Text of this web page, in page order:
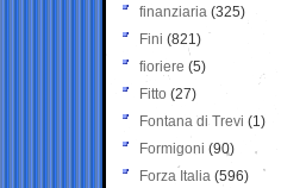
finanziaria (325)
Fini (821)
fioriere (5)
Fitto (27)
Fontana di Trevi (1)
Formigoni (90)
Forza Italia (596)